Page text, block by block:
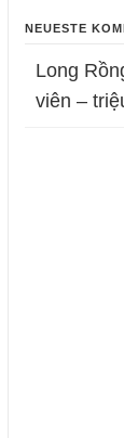
NEUESTE
Long
viên –